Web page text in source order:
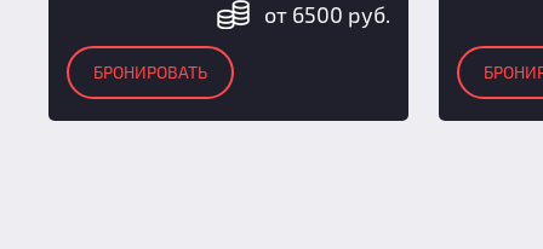
от 6500 руб.
БРОНИРОВАТЬ